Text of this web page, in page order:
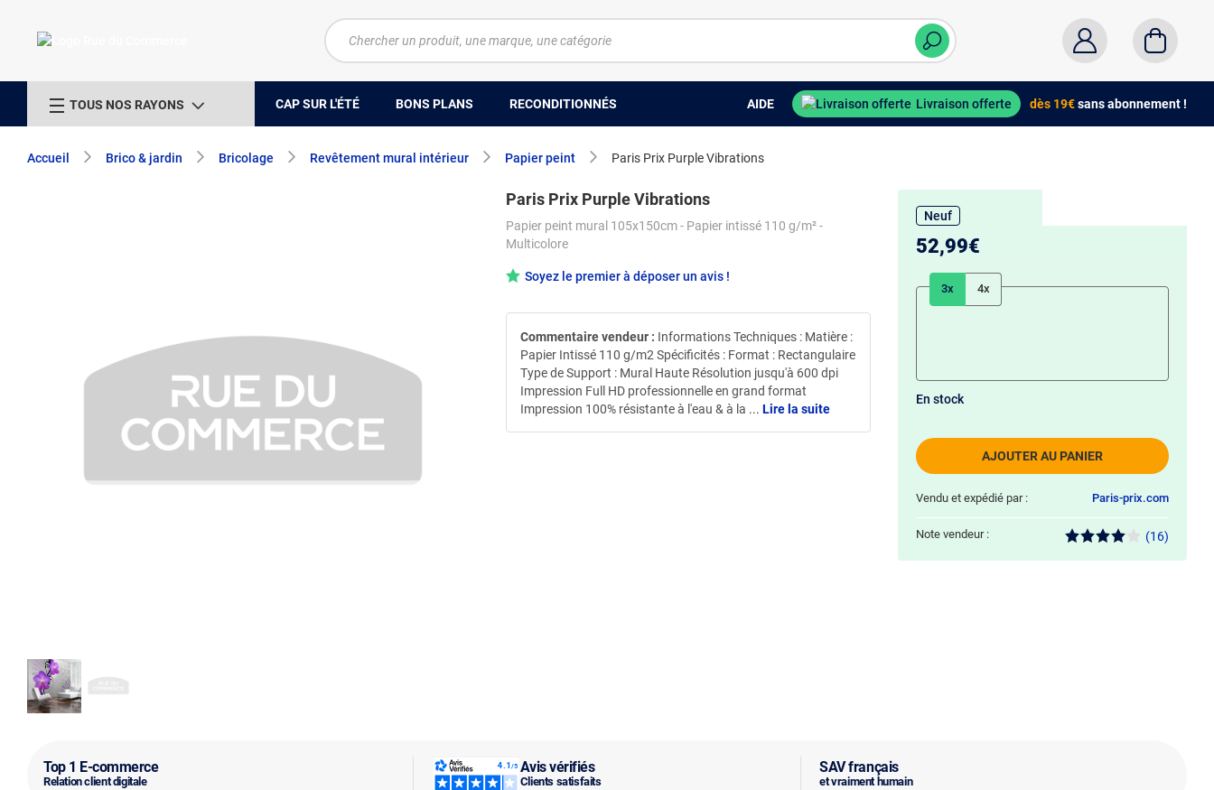
TOUS NOS RAYONS CAP SUR L'ÉTÉ BONS PLANS RECONDITIONNÉS AIDE Livraison offerte dès 19€sans abonnement !
Accueil Brico & jardin Bricolage Revêtement mural intérieur Papier peint Paris Prix Purple Vibrations
Top 1 E-commerce
Relation client digitale
Avis vérifiés
Clients satisfaits
SAV français
et vraiment humain
Paris Prix Purple Vibrations
Papier peint mural 105x150cm - Papier intissé 110 g/m² -
Multicolore
Soyez le premier à déposer un avis !
Commentaire vendeur : Informations Techniques : Matière :
Papier Intissé 110 g/m2 Spécificités : Format : Rectangulaire
Type de Support : Mural Haute Résolution jusqu'à 600 dpi
Impression Full HD professionnelle en grand format
Impression 100% résistante à l'eau & à la ... Lire la suite
Neuf
52,99€
3x 4x
AJOUTER AU PANIER
En stock
Vendu et expédié par : Paris-prix.com
Note vendeur : (16)